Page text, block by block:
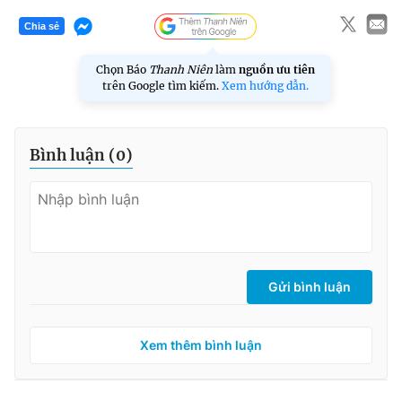
Chia sẻ
Chọn Báo Thanh Niên làm nguồn ưu tiên
trên Google tìm kiếm. Xem hướng dẫn.
Bình luận (0)
Gửi bình luận
Xem thêm bình luận